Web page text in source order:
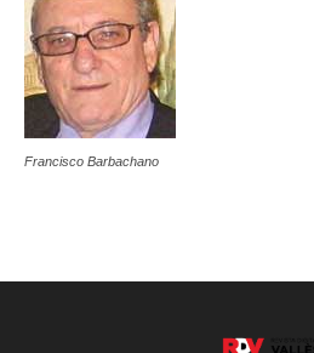
Francisco Barbachano